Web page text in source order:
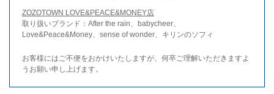
ZOZOTOWN LOVE&PEACE&MONEY店
取り扱いブランド：After the rain、babycheer、
Love&Peace&Money、sense of wonder、キリンのソフィ
お客様にはご不便をおかけいたしますが、何卒ご理解いただきますよ
うお願い申し上げます。